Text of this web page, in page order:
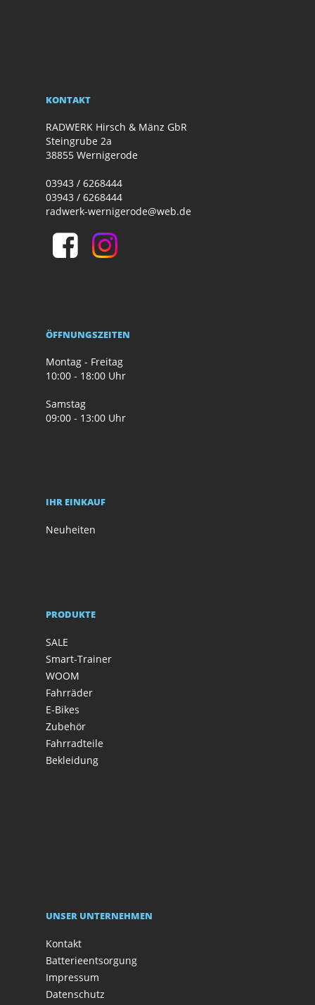
KONTAKT
RADWERK Hirsch & Mänz GbR
Steingrube 2a
38855 Wernigerode
03943 / 6268444
03943 / 6268444
radwerk-wernigerode@web.de
ÖFFNUNGSZEITEN
Montag - Freitag
10:00 - 18:00 Uhr
Samstag
09:00 - 13:00 Uhr
IHR EINKAUF
Neuheiten
PRODUKTE
SALE
Smart-Trainer
WOOM
Fahrräder
E-Bikes
Zubehör
Fahrradteile
Bekleidung
UNSER UNTERNEHMEN
Kontakt
Batterieentsorgung
Impressum
Datenschutz